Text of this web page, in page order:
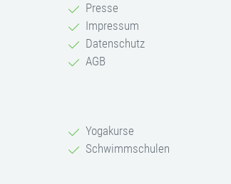
Presse
Impressum
Datenschutz
AGB
Yogakurse
Schwimmschulen